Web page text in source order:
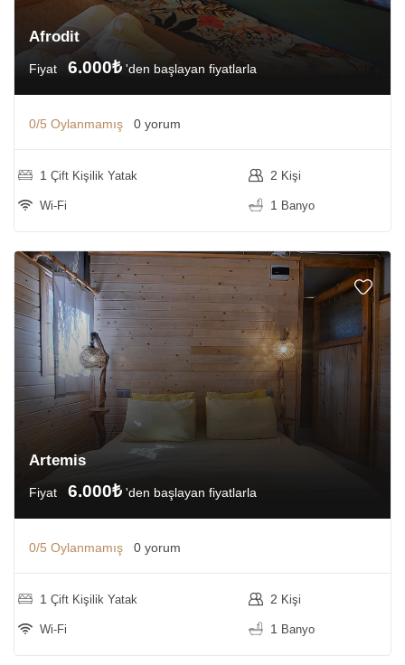
Afrodit
Fiyat 6.000₺ 'den başlayan fiyatlarla
0/5 Oylanmamış 0 yorum
1 Çift Kişilik Yatak
Wi-Fi
2 Kişi
1 Banyo
Artemis
Fiyat 6.000₺ 'den başlayan fiyatlarla
0/5 Oylanmamış 0 yorum
1 Çift Kişilik Yatak
Wi-Fi
2 Kişi
1 Banyo